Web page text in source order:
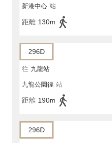
新港中心 站
距離 130m
296D
往 九龍站
九龍公園徑 站
距離 190m
296D